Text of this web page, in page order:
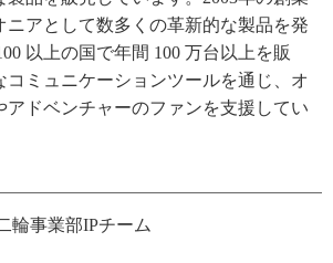
ニアとして数多くの革新的な製品を発
以上の国で年間 100 万台以上を販
コミュニケーションツールを通じ、オ
アドベンチャーのファンを支援してい
輪事業部IPチーム